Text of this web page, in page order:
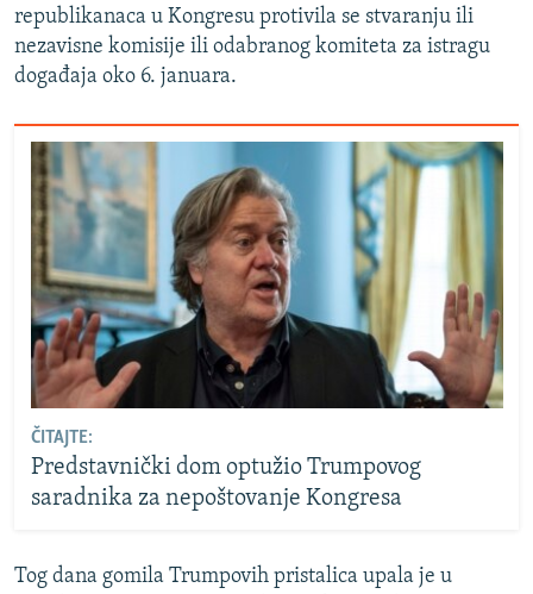
republikanaca u Kongresu protivila se stvaranju ili
nezavisne komisije ili odabranog komiteta za istragu
događaja oko 6. januara.
ČITAJTE:
Predstavnički dom optužio Trumpovog
saradnika za nepoštovanje Kongresa
Tog dana gomila Trumpovih pristalica upala je u